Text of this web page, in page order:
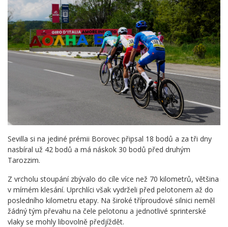
Sevilla si na jediné prémii Borovec připsal 18 bodů a za tři dny
nasbíral už 42 bodů a má náskok 30 bodů před druhým
Tarozzim.
Z vrcholu stoupání zbývalo do cíle více než 70 kilometrů, většina
v mírném klesání. Uprchlíci však vydrželi před pelotonem až do
posledního kilometru etapy. Na široké tříproudové silnici neměl
žádný tým převahu na čele pelotonu a jednotlivé sprinterské
vlaky se mohly libovolně předjíždět.